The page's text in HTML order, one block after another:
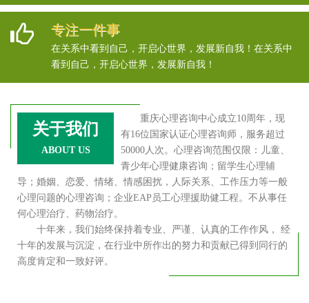
专注一件事
在关系中看到自己，开启心世界，发展新自我！在关系中
看到自己，开启心世界，发展新自我！
关于我们
ABOUT US
重庆心理咨询中心成立10周年，现
有16位国家认证心理咨询师，服务超过
50000人次。心理咨询范围仅限：儿童、
青少年心理健康咨询；留学生心理辅
导；婚姻、恋爱、情绪、情感困扰，人际关系、工作压力等一般
心理问题的心理咨询；企业EAP员工心理援助健工程。不从事任
何心理治疗、药物治疗。
十年来，我们始终保持着专业、严谨、认真的工作作风， 经
十年的发展与沉淀，在行业中所作出的努力和贡献已得到同行的
高度肯定和一致好评。